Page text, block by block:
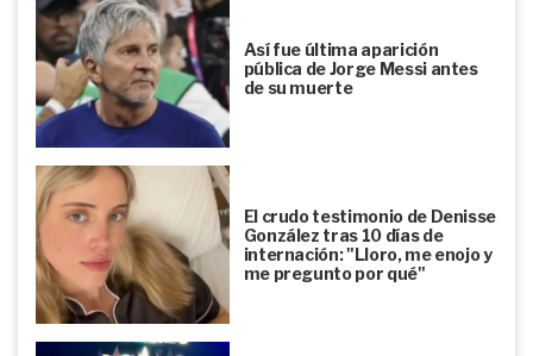
Así fue última aparición
pública de Jorge Messi antes
de su muerte
El crudo testimonio de Denisse
González tras 10 días de
internación: "Lloro, me enojo y
me pregunto por qué"